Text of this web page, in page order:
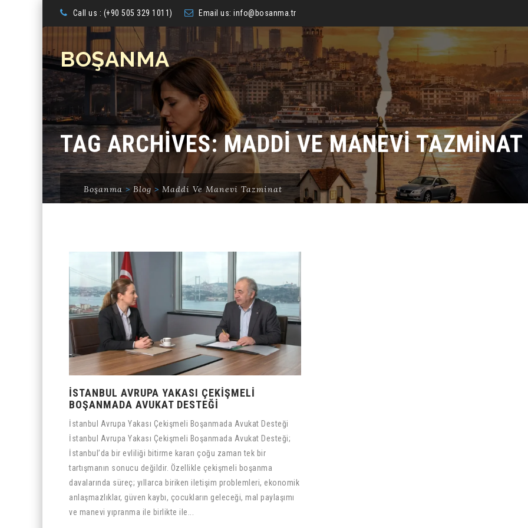
Call us : (+90 505 329 1011) Email us:info@bosanma.tr
BOŞANMA
TAG ARCHIVES:MADDI VE MANEVI TAZMINAT
Boşanma > Blog > Maddi Ve Manevi Tazminat
İSTANBUL AVRUPA YAKASI ÇEKIŞMELI
BOŞANMADA AVUKAT DESTEĞI
İstanbul Avrupa Yakası Çekişmeli Boşanmada Avukat Desteği
İstanbul Avrupa Yakası Çekişmeli Boşanmada Avukat Desteği;
İstanbul’da bir evliliği bitirme kararı çoğu zaman tek bir
tartışmanın sonucu değildir. Özellikle çekişmeli boşanma
davalarında süreç; yıllarca biriken iletişim problemleri, ekonomik
anlaşmazlıklar, güven kaybı, çocukların geleceği, mal paylaşımı
ve manevi yıpranma ile birlikte ile...